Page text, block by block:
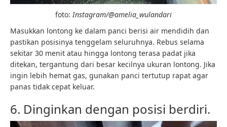
foto:Instagram/@amelia_wulandari
Masukkan lontong ke dalam panci berisi air mendidih dan
pastikan posisinya tenggelam seluruhnya. Rebus selama
sekitar 30 menit atau hingga lontong terasa padat jika
ditekan, tergantung dari besar kecilnya ukuran lontong. Jika
ingin lebih hemat gas, gunakan panci tertutup rapat agar
panas tidak cepat keluar.
6. Dinginkan dengan posisi berdiri.